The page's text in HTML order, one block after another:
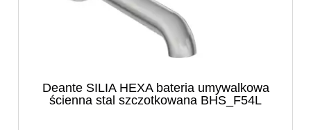
Deante SILIA HEXA bateria umywalkowa
ścienna stal szczotkowana BHS_F54L